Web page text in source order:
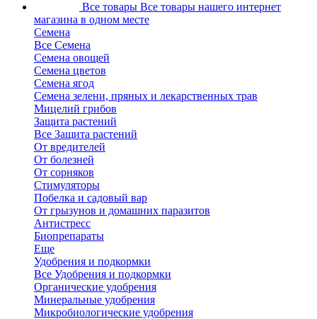
Все товары Все товары нашего интернет
магазина в одном месте
Семена
Все Семена
Семена овощей
Семена цветов
Семена ягод
Семена зелени, пряных и лекарственных трав
Мицелий грибов
Защита растений
Все Защита растений
От вредителей
От болезней
От сорняков
Стимуляторы
Побелка и садовый вар
От грызунов и домашних паразитов
Антистресс
Биопрепараты
Еще
Удобрения и подкормки
Все Удобрения и подкормки
Органические удобрения
Минеральные удобрения
Микробиологические удобрения